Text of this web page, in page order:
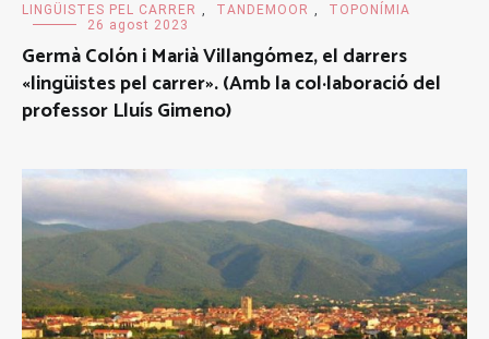
LINGÜISTES PEL CARRER , TANDEMOOR ,
TOPONÍMIA
26 agost 2023
Germà Colón i Marià Villangómez, el darrers
«lingüistes pel carrer». (Amb la col·laboració del
professor Lluís Gimeno)